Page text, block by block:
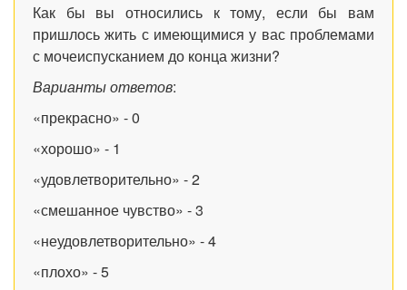
Как бы вы относились к тому, если бы вам
пришлось жить с имеющимися у вас проблемами
с мочеиспусканием до конца жизни?
Варианты ответов:
«прекрасно» - 0
«хорошо» - 1
«удовлетворительно» - 2
«смешанное чувство» - 3
«неудовлетворительно» - 4
«плохо» - 5